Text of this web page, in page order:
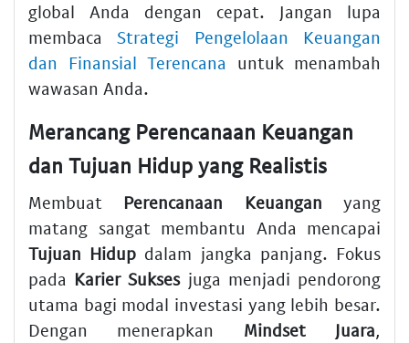
global Anda dengan cepat. Jangan lupa
membacaStrategi Pengelolaan Keuangan
dan Finansial Terencana untuk menambah
wawasan Anda.
Merancang Perencanaan Keuangan
dan Tujuan Hidup yang Realistis
Membuat Perencanaan Keuangan yang
matang sangat membantu Anda mencapai
Tujuan Hidup dalam jangka panjang. Fokus
pada Karier Suksesjuga menjadi pendorong
utama bagi modal investasi yang lebih besar.
Dengan menerapkan Mindset Juara,